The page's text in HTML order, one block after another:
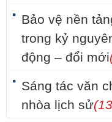
Bảo vệ nền
trong kỷ
động – đổi mới
Sáng tác văn
nhòa lịch sử